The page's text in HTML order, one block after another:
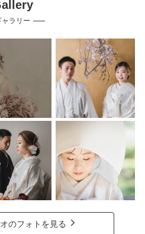
ャラリー
のフォトを見る